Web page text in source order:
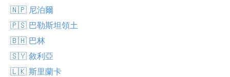
🇳🇵 尼泊爾
🇵🇸 巴勒斯坦領土
🇧🇭 巴林
🇸🇾 敘利亞
🇱🇰 斯里蘭卡